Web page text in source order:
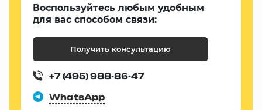
Воспользуйтесь любым удобным
для вас способом связи:
Получить консультацию
+7 (495) 988-86-47
WhatsApp